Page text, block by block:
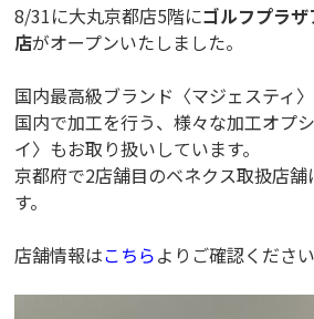
8/31に大丸京都店5階にゴルフプラ
店がオープンいたしました。
国内最高級ブランド〈マジェスティ
国内で加工を行う、様々な加工オプ
イ〉もお取り扱いしています。
京都府で2店舗目のベネクス取扱店舗
す。
店舗情報はこちらよりご確認ください